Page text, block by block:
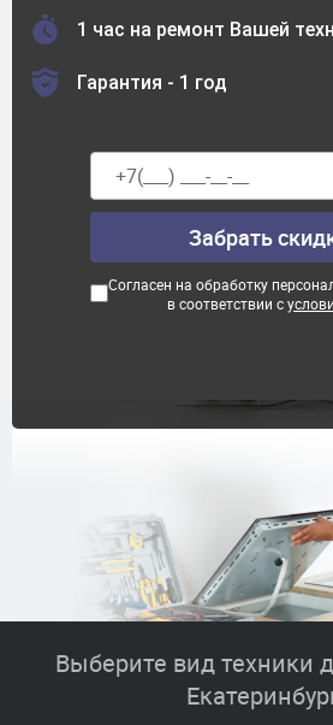
1 час на ремонт Вашей
Гарантия - 1 год
Согласен на обработку
в соответствии с
Выберите вид техники